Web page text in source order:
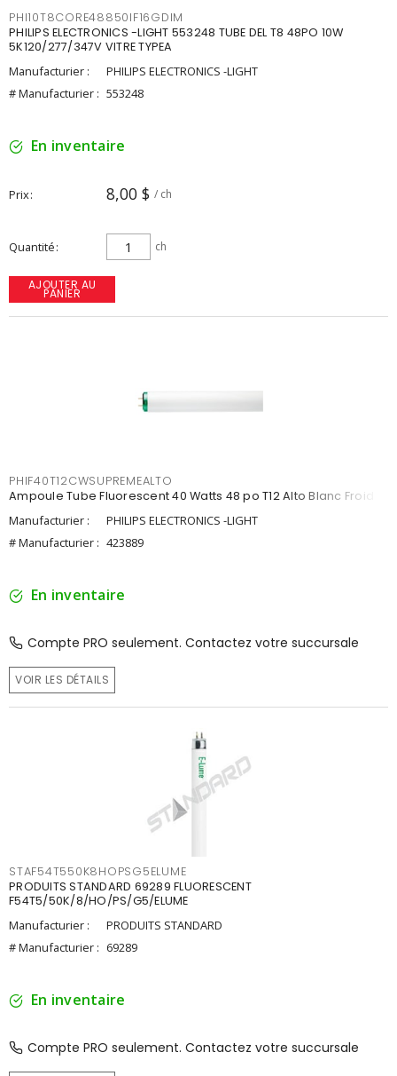
PHI10T8CORE48850IF16GDIM
PHILIPS ELECTRONICS -LIGHT 553248 TUBE DEL T8 48PO 10W
5K120/277/347V VITRE TYPEA
Manufacturier :
PHILIPS ELECTRONICS -LIGHT
# Manufacturier : 553248
En inventaire
Prix 8,00 $ / ch
Quantité ch
AJOUTER AU
PANIER
PHIF40T12CWSUPREMEALTO
Ampoule Tube Fluorescent 40 Watts 48 po T12 Alto Blanc Froid
Manufacturier :
PHILIPS ELECTRONICS -LIGHT
# Manufacturier : 423889
En inventaire
Compte PRO seulement. Contactez votre succursale
VOIR LES DÉTAILS
STAF54T550K8HOPSG5ELUME
PRODUITS STANDARD 69289 FLUORESCENT
F54T5/50K/8/HO/PS/G5/ELUME
Manufacturier :
PRODUITS STANDARD
# Manufacturier : 69289
En inventaire
Compte PRO seulement. Contactez votre succursale